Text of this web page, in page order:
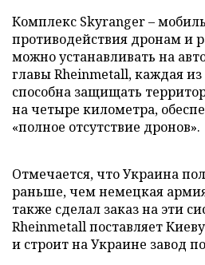
Комплекс Skyranger –
противодействия дронам и
можно устанавливать на
главы Rheinmetall, каждая
способна защищать
на четыре километра,
«полное отсутствие дронов».
Отмечается, что Украина
раньше, чем немецкая
также сделал заказ на эти
Rheinmetall поставляет
и строит на Украине завод